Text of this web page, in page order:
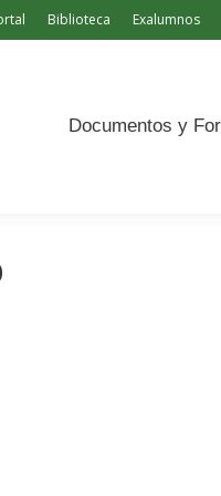
Biblioteca Exalumnos
Documentos y
y Formularios